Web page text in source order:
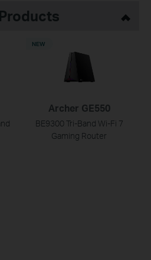
Archer GE550
BE9300 Tri-Band Wi-Fi 7
Gaming Router
NEW